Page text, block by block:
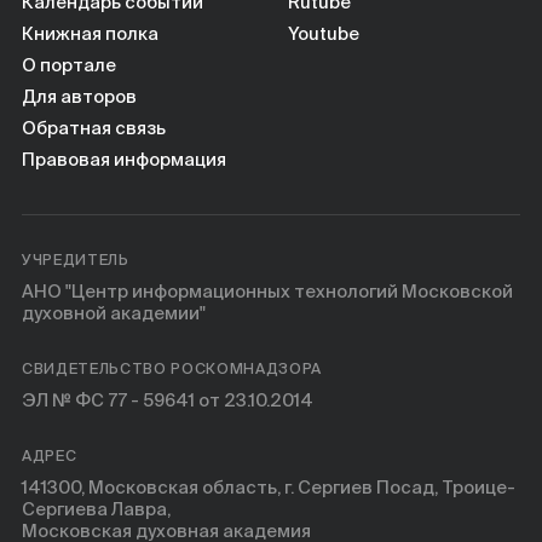
Книжная полка
О портале
Для авторов
Обратная связь
Правовая информация
Youtube
УЧРЕДИТЕЛЬ
АНО "Центр информационных технологий Московской
духовной академии"
СВИДЕТЕЛЬСТВО РОСКОМНАДЗОРА
ЭЛ № ФС 77 - 59641 от 23.10.2014
АДРЕС
141300, Московская область, г. Сергиев Посад, Троице-
Сергиева Лавра,
Московская духовная академия